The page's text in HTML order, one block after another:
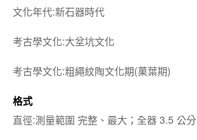
文化年代:新石器時代
考古學文化:大坌坑文化
考古學文化:粗繩紋陶文化期(菓葉期)
格式
直徑:測量範圍 完整、最大；全器 3.5 公分